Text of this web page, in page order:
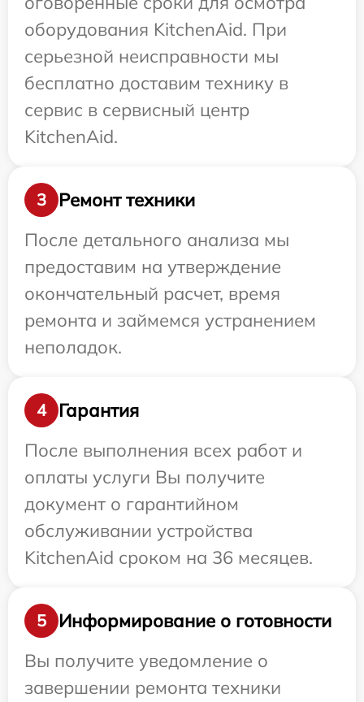
оборудования KitchenAid. При
серьезной неисправности мы
бесплатно доставим технику в
сервис в сервисный центр
KitchenAid.
3
Ремонт техники
После детального анализа мы
предоставим на утверждение
окончательный расчет, время
ремонта и займемся устранением
неполадок.
4
Гарантия
После выполнения всех работ и
оплаты услуги Вы получите
документ о гарантийном
обслуживании устройства
KitchenAid сроком на 36 месяцев.
5
Информирование о готовности
Вы получите уведомление о
завершении ремонта техники